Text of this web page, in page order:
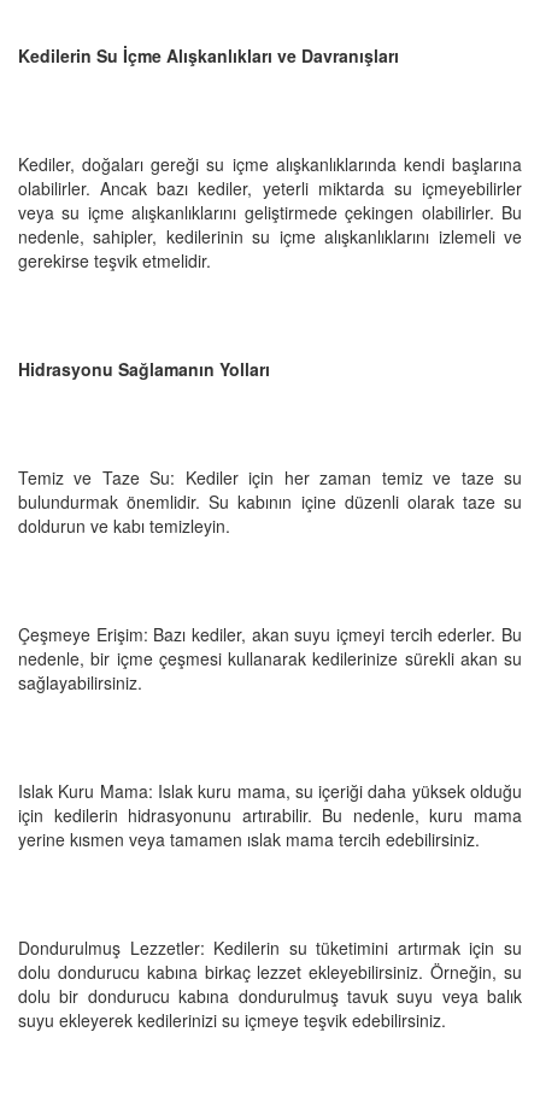
Kedilerin Su İçme Alışkanlıkları ve Davranışları
Kediler, doğaları gereği su içme alışkanlıklarında kendi başlarına
olabilirler. Ancak bazı kediler, yeterli miktarda su içmeyebilirler
veya su içme alışkanlıklarını geliştirmede çekingen olabilirler. Bu
nedenle, sahipler, kedilerinin su içme alışkanlıklarını izlemeli ve
gerekirse teşvik etmelidir.
Hidrasyonu Sağlamanın Yolları
Temiz ve Taze Su: Kediler için her zaman temiz ve taze su
bulundurmak önemlidir. Su kabının içine düzenli olarak taze su
doldurun ve kabı temizleyin.
Çeşmeye Erişim: Bazı kediler, akan suyu içmeyi tercih ederler. Bu
nedenle, bir içme çeşmesi kullanarak kedilerinize sürekli akan su
sağlayabilirsiniz.
Islak Kuru Mama: Islak kuru mama, su içeriği daha yüksek olduğu
için kedilerin hidrasyonunu artırabilir. Bu nedenle, kuru mama
yerine kısmen veya tamamen ıslak mama tercih edebilirsiniz.
Dondurulmuş Lezzetler: Kedilerin su tüketimini artırmak için su
dolu dondurucu kabına birkaç lezzet ekleyebilirsiniz. Örneğin, su
dolu bir dondurucu kabına dondurulmuş tavuk suyu veya balık
suyu ekleyerek kedilerinizi su içmeye teşvik edebilirsiniz.